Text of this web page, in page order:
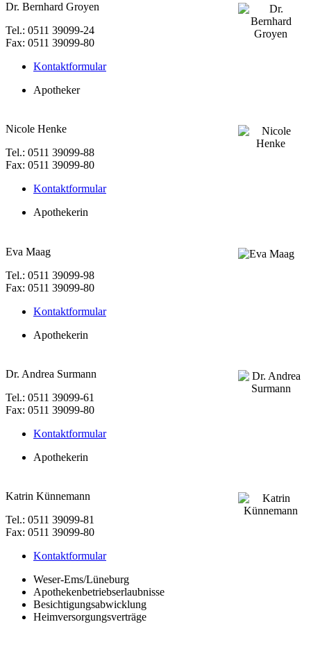
Dr. Bernhard Groyen
Tel.: 0511 39099-24
Fax: 0511 39099-80
Kontaktformular
Apotheker
Nicole Henke
Tel.: 0511 39099-88
Fax: 0511 39099-80
Kontaktformular
Apothekerin
Eva Maag
Tel.: 0511 39099-98
Fax: 0511 39099-80
Kontaktformular
Apothekerin
Dr. Andrea Surmann
Tel.: 0511 39099-61
Fax: 0511 39099-80
Kontaktformular
Apothekerin
Katrin Künnemann
Tel.: 0511 39099-81
Fax: 0511 39099-80
Kontaktformular
Weser-Ems/Lüneburg
Apothekenbetriebserlaubnisse
Besichtigungsabwicklung
Heimversorgungsverträge